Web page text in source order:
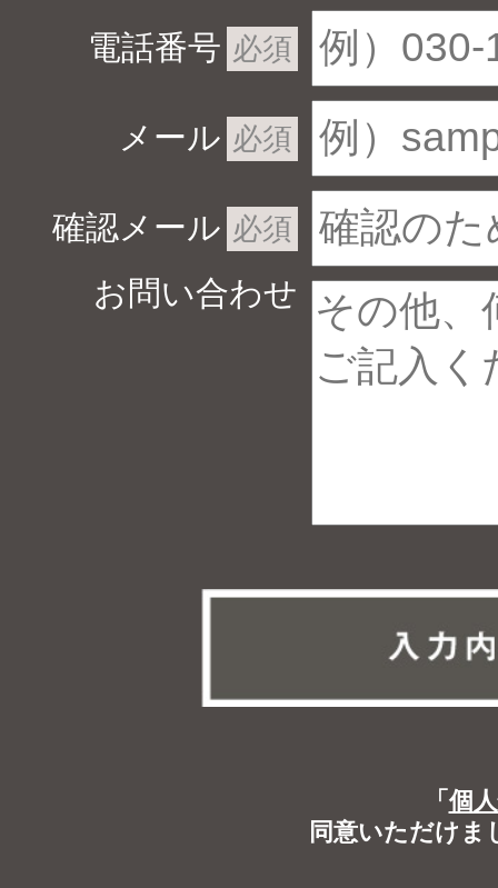
電話番号 必須
メール 必須
確認メール 必須
お問い合わせ
「 個
同意いただけま